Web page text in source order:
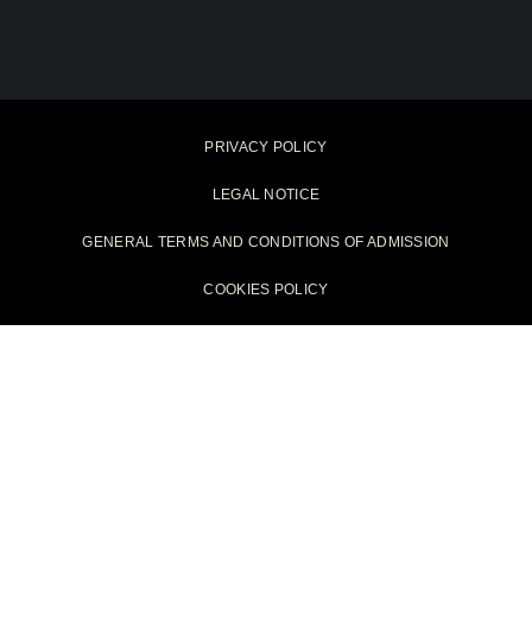
PRIVACY POLICY
LEGAL NOTICE
GENERAL TERMS AND CONDITIONS OF ADMISSION
COOKIES POLICY